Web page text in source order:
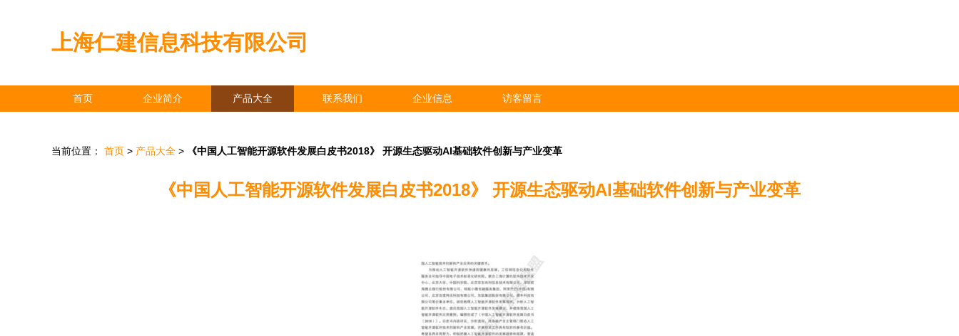
上海仁建信息科技有限公司
首页 企业简介 产品大全 联系我们 企业信息 访客留言
当前位置： 首页 > 产品大全 > 《中国人工智能开源软件发展白皮书2018》 开源生态驱动AI基础软件创新与产业变革
《中国人工智能开源软件发展白皮书2018》 开源生态驱动AI基础软件创新与产业变革